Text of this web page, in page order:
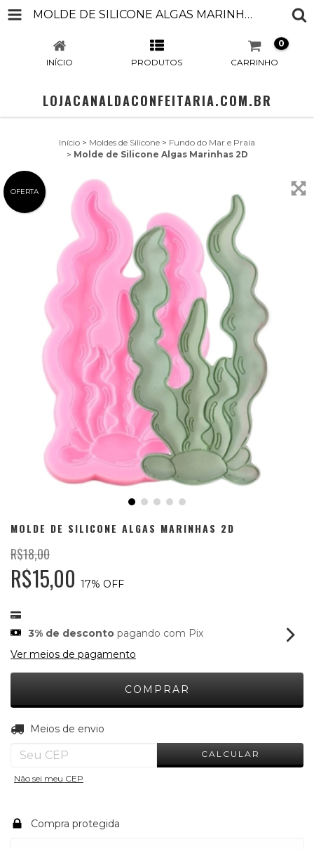
MOLDE DE SILICONE ALGAS MARINHAS 2D
INÍCIO PRODUTOS CARRINHO
0
LOJACANALDACONFEITARIA.COM.BR
Início > Moldes de Silicone > Fundo do Mar e Praia
> Molde de Silicone Algas Marinhas 2D
OFERTA
MOLDE DE SILICONE ALGAS MARINHAS 2D
R$18,00
R$15,00 17% OFF
3% de desconto pagando com Pix
Ver meios de pagamento
Entregas para o CEP:
Meios de envio
CALCULAR
Não sei meu CEP
Compra protegida